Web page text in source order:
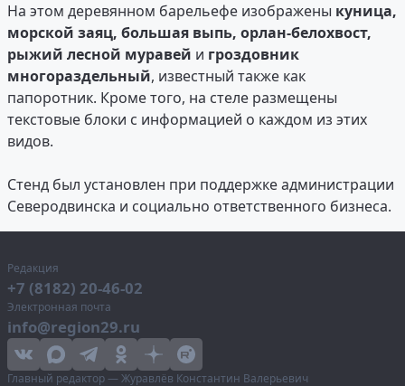
На этом деревянном барельефе изображены куница,
морской заяц, большая выпь, орлан-белохвост,
рыжий лесной муравей и гроздовник
многораздельный, известный также как
папоротник. Кроме того, на стеле размещены
текстовые блоки с информацией о каждом из этих
видов.
Стенд был установлен при поддержке администрации
Северодвинска и социально ответственного бизнеса.
Редакция
+7 (8182) 20-46-02
Электронная почта
info@region29.ru
Главный редактор — Журавлёв Константин Валерьевич